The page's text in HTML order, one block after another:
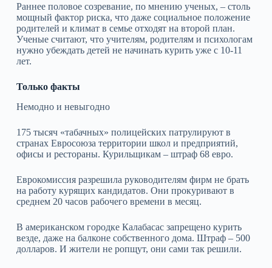
Раннее половое созревание, по мнению ученых, – столь
мощный фактор риска, что даже социальное положение
родителей и климат в семье отходят на второй план.
Ученые считают, что учителям, родителям и психологам
нужно убеждать детей не начинать курить уже с 10-11
лет.
Только факты
Немодно и невыгодно
175 тысяч «табачных» полицейских патрулируют в
странах Евросоюза территории школ и предприятий,
офисы и рестораны. Курильщикам – штраф 68 евро.
Еврокомиссия разрешила руководителям фирм не брать
на работу курящих кандидатов. Они прокуривают в
среднем 20 часов рабочего времени в месяц.
В американском городке Калабасас запрещено курить
везде, даже на балконе собственного дома. Штраф – 500
долларов. И жители не ропщут, они сами так решили.